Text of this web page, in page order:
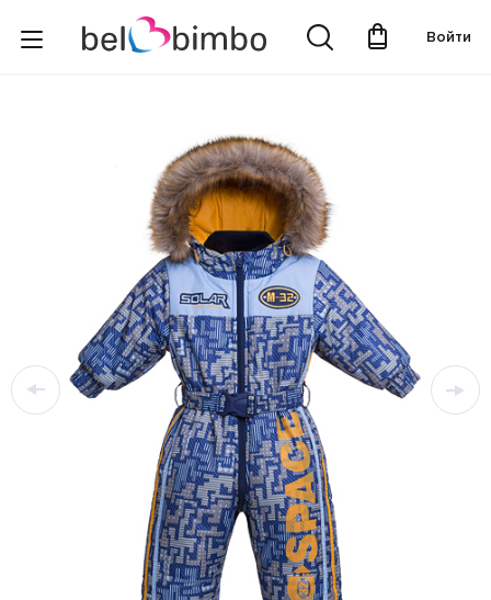
Войти